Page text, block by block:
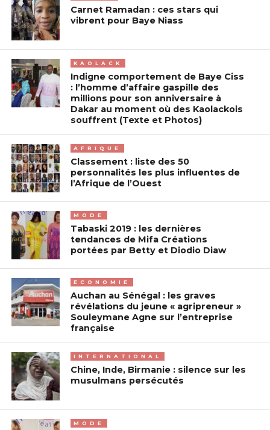
Carnet Ramadan : ces stars qui
vibrent pour Baye Niass
KAOLACK
Indigne comportement de Baye Ciss
: l’homme d’affaire gaspille des
millions pour son anniversaire à
Dakar au moment où des Kaolackois
souffrent (Texte et Photos)
AFRIQUE
Classement : liste des 50
personnalités les plus influentes de
l’Afrique de l’Ouest
MODE
Tabaski 2019 : les dernières
tendances de Mifa Créations
portées par Betty et Diodio Diaw
ECONOMIE
Auchan au Sénégal : les graves
révélations du jeune « agripreneur »
Souleymane Agne sur l’entreprise
française
INTERNATIONAL
Chine, Inde, Birmanie : silence sur les
musulmans persécutés
MODE